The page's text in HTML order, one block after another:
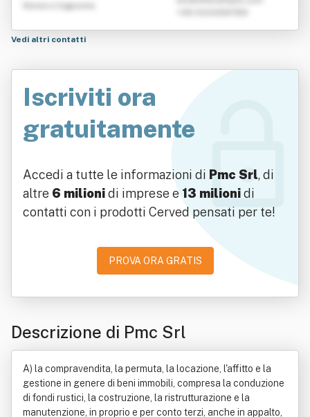
Nome e Cognome
Vedi altri contatti
Iscriviti ora
gratuitamente
Accedi a tutte le informazioni di Pmc Srl, di
altre 6 milionidi imprese e 13 milionidi
contatti con i prodotti Cerved pensati per te!
PROVA ORA GRATIS
Descrizione di Pmc Srl
A) la compravendita, la permuta, la locazione, l'affitto e la
gestione in genere di beni immobili, compresa la conduzione
di fondi rustici, la costruzione, la ristrutturazione e la
manutenzione, in proprio e per conto terzi, anche in appalto,